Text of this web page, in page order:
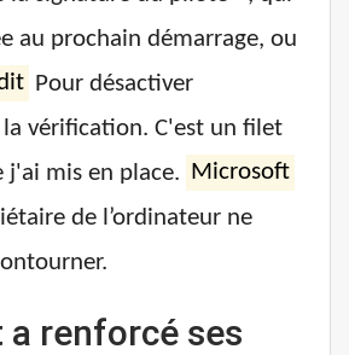
au prochain démarrage, ou
Pour désactiver
vérification. C'est un filet
j'ai mis en place. Microsoft
de l’ordinateur ne
renforcé ses